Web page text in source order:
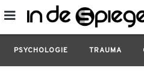
PSYCHOLOGIE TRAUMA
Persoonlijke ontwikkeling